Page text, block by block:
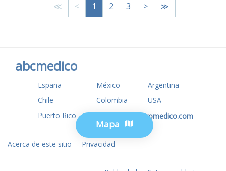
≪ < 1 2 3 > ≫
Mapa
abcmedico
España México
Argentina
Chile
Colombia
USA
Puerto Rico
www.tuotromedico.com
Acerca de este sitio Privacidad